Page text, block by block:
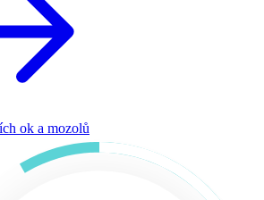
ok a mozolů